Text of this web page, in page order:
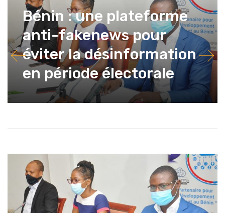
Bénin : une plateforme
anti-fakenews pour
éviter la désinformation
en période électorale